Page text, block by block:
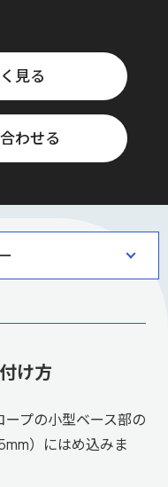
見る
わせる
け方
プの小型ベース部の
）にはめ込みま